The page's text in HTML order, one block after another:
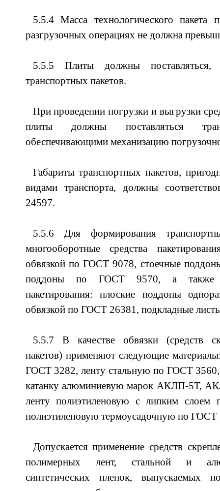
5.5.4 Масса технологического пакета
разгрузочных операциях не должна
5.5.5 Плиты должны
транспортных пакетов.
При проведении погрузки и выгрузки
плиты должны поставляться
обеспечивающими механизацию
Габариты транспортных пакетов,
видами транспорта, должны
24597.
5.5.6 Для формирования
многооборотные средства
обвязкой по ГОСТ 9078, стоечные
поддоны по ГОСТ 9570, а также
пакетирования: плоские поддоны
обвязкой по ГОСТ 26381, подкладные
5.5.7 В качестве обвязки (средств
пакетов) применяют следующие
ГОСТ 3282, ленту стальную по ГОСТ
катанку алюминиевую марок АКЛП-5Т,
ленту полиэтиленовую с липким
полиэтиленовую термоусадочную по ГОСТ
Допускается применение средств
полимерных лент, стальной и
синтетических пленок, выпускаемых